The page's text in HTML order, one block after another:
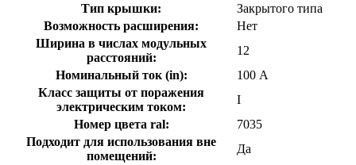
Тип крышки:
Закрытого типа
Возможность расширения:
Нет
Ширина в числах модульных
расстояний:
12
Номинальный ток (in):
100 А
Класс защиты от поражения
электрическим током:
I
Номер цвета ral:
7035
Подходит для использования вне
помещений:
Да